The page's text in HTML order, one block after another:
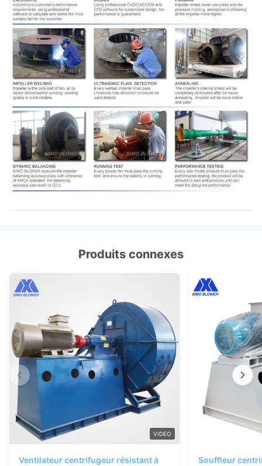
Produits connexes
VIDEO
Ventilateur centrifugeur résistant à
Souffleur